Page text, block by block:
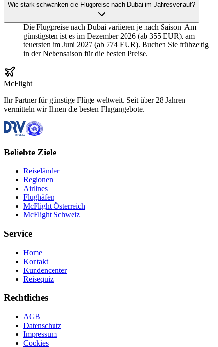
Wie stark schwanken die Flugpreise nach Dubai im Jahresverlauf?
Die Flugpreise nach Dubai variieren je nach Saison. Am
günstigsten ist es im Dezember 2026 (ab 355 EUR), am
teuersten im Juni 2027 (ab 774 EUR). Buchen Sie frühzeitig
in der Nebensaison für die besten Preise.
McFlight
Ihr Partner für günstige Flüge weltweit. Seit über 28 Jahren
vermitteln wir Ihnen die besten Flugangebote.
Beliebte Ziele
Reiseländer
Regionen
Airlines
Flughäfen
McFlight Österreich
McFlight Schweiz
Service
Home
Kontakt
Kundencenter
Reisequiz
Rechtliches
AGB
Datenschutz
Impressum
Cookies